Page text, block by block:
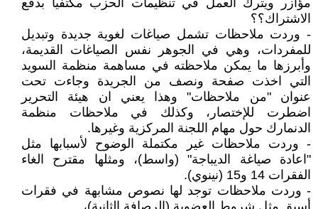
مؤازر ويترك العمل في تنظيمات الحزب مكتفياً بدفع
الاشتراك؟؟
- وردت ملاحظات تشمل صياغات لغوية جديدة وتبديل
للمفردات، وهي في الجوهر نفس الصياغات القديمة،
وأبرزها ما يمكن ملاحظته في مساهمة منظمة السويد
التي اخذت صفحة ونصف من الجريدة وجاءت تحت
عنوان "من ملاحظات" وهذا يعني ان هيئة التحرير
اضطرت للإختصار، وكذلك في ملاحظات منظمة
الدنمارك حول مهام اللجنة المركزية وغيرها.
- وردت ملاحظات غير مكتملة الوضوح لأسبابها مثل
"اعادة صياغة الديباجة" (واسط)، ومثلها مقترح الغاء
الفقرات 14 و15 (نينوي).
- وردت ملاحظات توجد لها نصوص مشابهة في فقرات